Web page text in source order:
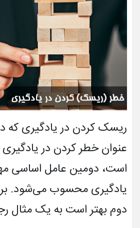
ریسک کردن در یادگیری که
عنوان خطر کردن در
است، دومین عامل اساسی
یادگیری محسوب می‌شود.
دوم بهتر است به یک مثال